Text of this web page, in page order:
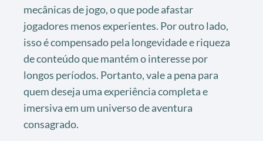
mecânicas de jogo, o que pode afastar
jogadores menos experientes. Por outro lado,
isso é compensado pela longevidade e riqueza
de conteúdo que mantém o interesse por
longos períodos. Portanto, vale a pena para
quem deseja uma experiência completa e
imersiva em um universo de aventura
consagrado.